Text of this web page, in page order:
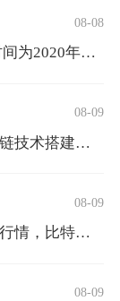
08-08
SHIB柴犬币正式发行时间为2020年8月，由匿名开发者Ry...
08-09
比特币是一套基于区块链技术搭建、无需任何中心机构管控的点对点...
08-09
近期市场突发极端短线行情，比特币一小时最大跌幅达5.4%，价...
08-09